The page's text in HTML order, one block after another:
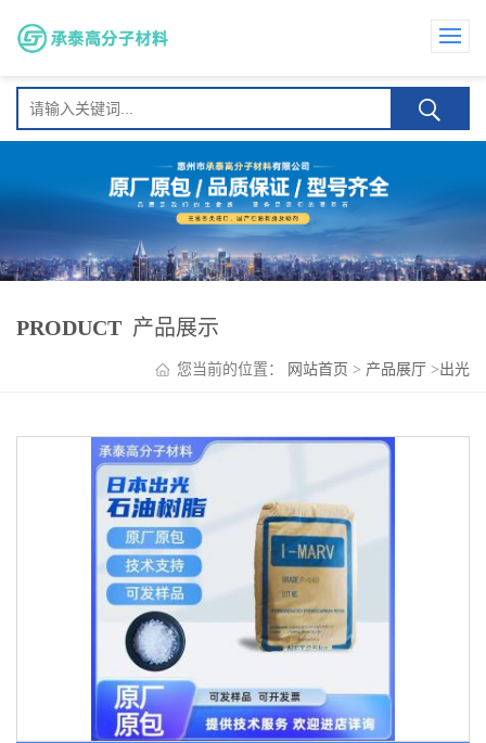
PRODUCT 产品展示
您当前的位置： 网站首页 > 产品展厅 >出光